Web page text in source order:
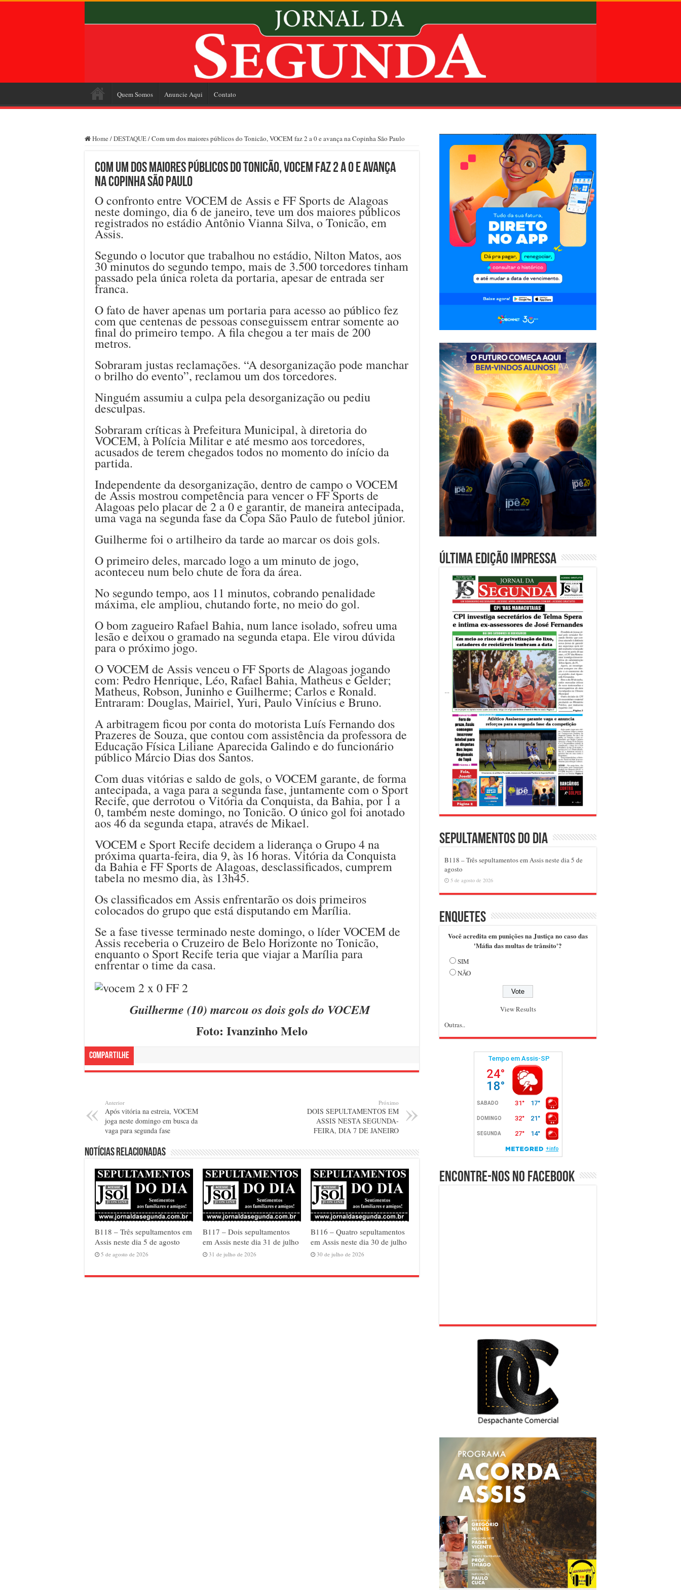
Quem Somos Anuncie Aqui Contato
Home /DESTAQUE/Com um dos maiores públicos do Tonicão, VOCEM faz 2 a 0 e avança na Copinha São Paulo
Com um dos maiores públicos do Tonicão, VOCEM faz 2 a 0 e avança
na Copinha São Paulo
O confronto entre VOCEM de Assis e FF Sports de Alagoas
neste domingo, dia 6 de janeiro, teve um dos maiores públicos
registrados no estádio Antônio Vianna Silva, o Tonicão, em
Assis.
Segundo o locutor que trabalhou no estádio, Nilton Matos, aos
30 minutos do segundo tempo, mais de 3.500 torcedores tinham
passado pela única roleta da portaria, apesar de entrada ser
franca.
O fato de haver apenas um portaria para acesso ao público fez
com que centenas de pessoas conseguissem entrar somente ao
final do primeiro tempo. A fila chegou a ter mais de 200
metros.
Sobraram justas reclamações. “A desorganização pode manchar
o brilho do evento”, reclamou um dos torcedores.
Ninguém assumiu a culpa pela desorganização ou pediu
desculpas.
Sobraram críticas à Prefeitura Municipal, à diretoria do
VOCEM, à Polícia Militar e até mesmo aos torcedores,
acusados de terem chegados todos no momento do início da
partida.
Independente da desorganização, dentro de campo o VOCEM
de Assis mostrou competência para vencer o FF Sports de
Alagoas pelo placar de 2 a 0 e garantir, de maneira antecipada,
uma vaga na segunda fase da Copa São Paulo de futebol júnior.
Guilherme foi o artilheiro da tarde ao marcar os dois gols.
O primeiro deles, marcado logo a um minuto de jogo,
aconteceu num belo chute de fora da área.
No segundo tempo, aos 11 minutos, cobrando penalidade
máxima, ele ampliou, chutando forte, no meio do gol.
O bom zagueiro Rafael Bahia, num lance isolado, sofreu uma
lesão e deixou o gramado na segunda etapa. Ele virou dúvida
para o próximo jogo.
O VOCEM de Assis venceu o FF Sports de Alagoas jogando
com: Pedro Henrique, Léo, Rafael Bahia, Matheus e Gelder;
Matheus, Robson, Juninho e Guilherme; Carlos e Ronald.
Entraram: Douglas, Mairiel, Yuri, Paulo Vinícius e Bruno.
A arbitragem ficou por conta do motorista Luís Fernando dos
Prazeres de Souza, que contou com assistência da professora de
Educação Física Liliane Aparecida Galindo e do funcionário
público Márcio Dias dos Santos.
Com duas vitórias e saldo de gols, o VOCEM garante, de forma
antecipada, a vaga para a segunda fase, juntamente com o Sport
Recife, que derrotou o Vitória da Conquista, da Bahia, por 1 a
0, também neste domingo, no Tonicão. O único gol foi anotado
aos 46 da segunda etapa, através de Mikael.
VOCEM e Sport Recife decidem a liderança o Grupo 4 na
próxima quarta-feira, dia 9, às 16 horas. Vitória da Conquista
da Bahia e FF Sports de Alagoas, desclassificados, cumprem
tabela no mesmo dia, às 13h45.
Os classificados em Assis enfrentarão os dois primeiros
colocados do grupo que está disputando em Marília.
Se a fase tivesse terminado neste domingo, o líder VOCEM de
Assis receberia o Cruzeiro de Belo Horizonte no Tonicão,
enquanto o Sport Recife teria que viajar a Marília para
enfrentar o time da casa.
Guilherme (10) marcou os dois gols do VOCEM
Foto: Ivanzinho Melo
Compartilhe
Anterior
Após vitória na estreia, VOCEM
joga neste domingo em busca da
vaga para segunda fase
Próximo
DOIS SEPULTAMENTOS EM
ASSIS NESTA SEGUNDA-
FEIRA, DIA 7 DE JANEIRO
Notícias relacionadas
B118 – Três sepultamentos em
Assis neste dia 5 de agosto
5 de agosto de 2026
B117 – Dois sepultamentos
em Assis neste dia 31 de julho
31 de julho de 2026
B116 – Quatro sepultamentos
em Assis neste dia 30 de julho
30 de julho de 2026
Última edição impressa
Sepultamentos do dia
B118 – Três sepultamentos em Assis neste dia 5 de
agosto
5 de agosto de 2026
Enquetes
Você acredita em punições na Justiça no caso das
'Máfia das multas de trânsito'?
SIM
NÃO
View Results
Outras..
Encontre-nos no Facebook